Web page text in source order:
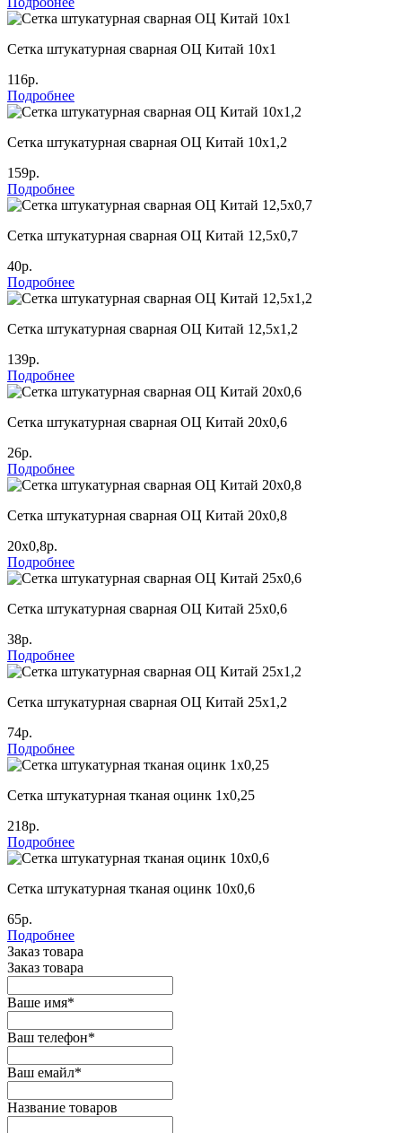
Сетка штукатурная сварная ОЦ Китай 10х1
116р.
Подробнее
Сетка штукатурная сварная ОЦ Китай 10х1,2
159р.
Подробнее
Сетка штукатурная сварная ОЦ Китай 12,5х0,7
40р.
Подробнее
Сетка штукатурная сварная ОЦ Китай 12,5х1,2
139р.
Подробнее
Сетка штукатурная сварная ОЦ Китай 20х0,6
26р.
Подробнее
Сетка штукатурная сварная ОЦ Китай 20х0,8
20х0,8р.
Подробнее
Сетка штукатурная сварная ОЦ Китай 25х0,6
38р.
Подробнее
Сетка штукатурная сварная ОЦ Китай 25х1,2
74р.
Подробнее
Сетка штукатурная тканая оцинк 1х0,25
218р.
Подробнее
Сетка штукатурная тканая оцинк 10х0,6
65р.
Подробнее
Заказ товара
Заказ товара
Ваше имя*
Ваш телефон*
Ваш емайл*
Название товаров